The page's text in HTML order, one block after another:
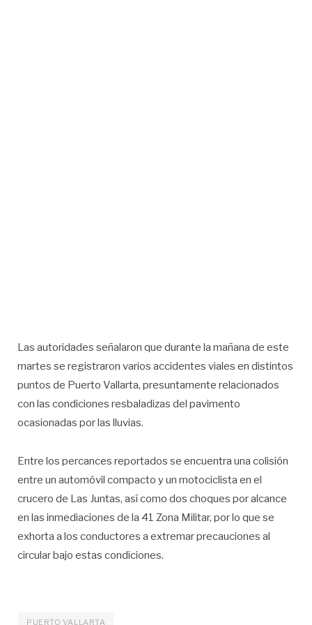
Las autoridades señalaron que durante la mañana de este
martes se registraron varios accidentes viales en distintos
puntos de Puerto Vallarta, presuntamente relacionados
con las condiciones resbaladizas del pavimento
ocasionadas por las lluvias.
Entre los percances reportados se encuentra una colisión
entre un automóvil compacto y un motociclista en el
crucero de Las Juntas, así como dos choques por alcance
en las inmediaciones de la 41 Zona Militar, por lo que se
exhorta a los conductores a extremar precauciones al
circular bajo estas condiciones.
PUERTO VALLARTA